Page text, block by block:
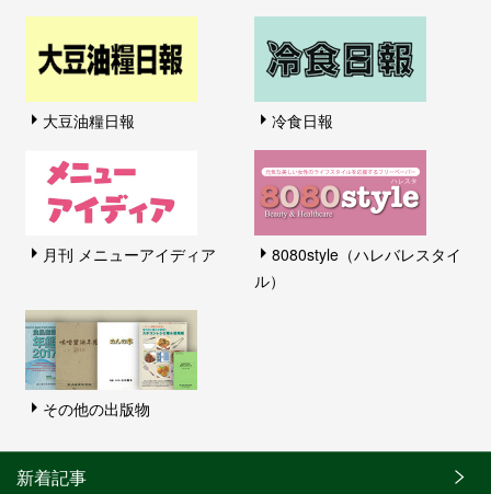
大豆油糧日報 冷食日報
月刊 メニューアイディア
8080style（ハレバレスタイ
ル）
その他の出版物
新着記事